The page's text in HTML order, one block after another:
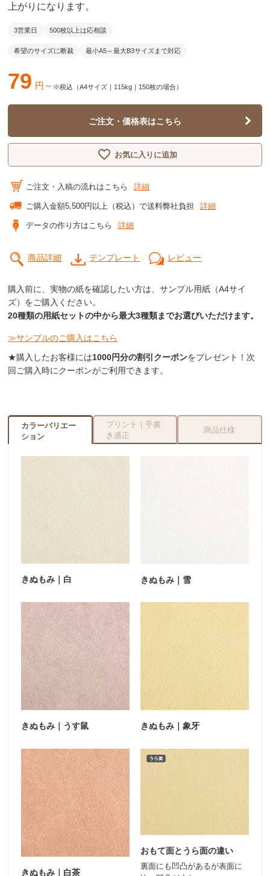
上がりになります。
3営業日 500枚以上は応相談
希望のサイズに断裁 最小A5～最大B3サイズまで対応
79 円～ ※税込（A4サイズ｜115kg｜150枚の場合）
ご注文・価格表はこちら
お気に入りに追加
ご注文・入稿の流れはこちら 詳細
ご購入金額5,500円以上（税込）で送料弊社負担 詳細
データの作り方はこちら 詳細
商品詳細 テンプレート レビュー
購入前に、実物の紙を確認したい方は、サンプル用紙（A4サイ
ズ）をご購入ください。
20種類の用紙セットの中から最大3種類までお選びいただけます。
≫サンプルのご購入はこちら
★購入したお客様には1000円分の割引クーポンをプレゼント！次
回ご購入時にクーポンがご利用できます。
カラーバリエー
ション
プリント｜手書
き適正
商品仕様
きぬもみ｜白 きぬもみ｜雪
きぬもみ｜うす鼠 きぬもみ｜象牙
きぬもみ｜白茶
おもて面とうら面の違い
裏面にも凹凸があるが表面に